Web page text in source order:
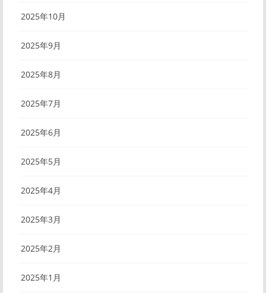
2025年10月
2025年9月
2025年8月
2025年7月
2025年6月
2025年5月
2025年4月
2025年3月
2025年2月
2025年1月